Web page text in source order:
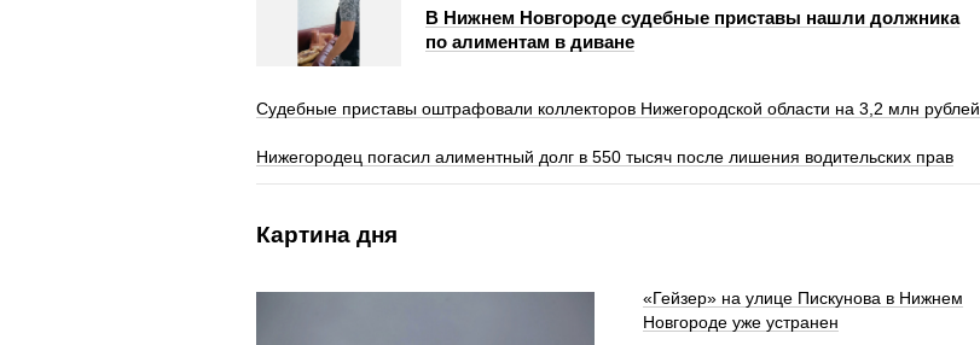
В Нижнем Новгороде судебные приставы нашли должника
по алиментам в диване
Судебные приставы оштрафовали коллекторов Нижегородской области на 3,2 млн рублей
Нижегородец погасил алиментный долг в 550 тысяч после лишения водительских прав
Картина дня
«Гейзер» на улице Пискунова в Нижнем
Новгороде уже устранен